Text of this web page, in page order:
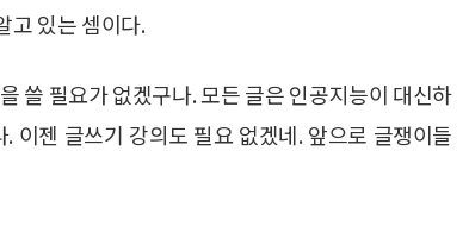
고 있는 셈이다.
쓸 필요가 없겠구나. 모든 글은 인공지능이 대신하
이젠 글쓰기 강의도 필요 없겠네. 앞으로 글쟁이들